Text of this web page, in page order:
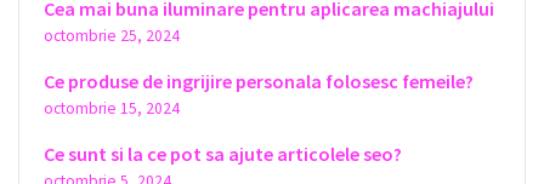
Cea mai buna iluminare pentru aplicarea machiajului
octombrie 25, 2024
Ce produse de ingrijire personala folosesc femeile?
octombrie 15, 2024
Ce sunt si la ce pot sa ajute articolele seo?